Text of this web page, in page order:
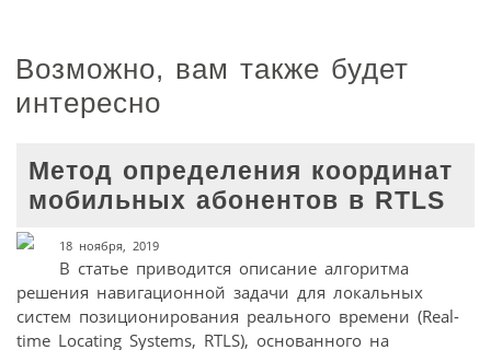
Возможно, вам также будет
интересно
Метод определения координат
мобильных абонентов в RTLS
18 ноября, 2019
В статье приводится описание алгоритма
решения навигационной задачи для локальных
систем позиционирования реального времени (Real-
time Locating Systems, RTLS), основанного на